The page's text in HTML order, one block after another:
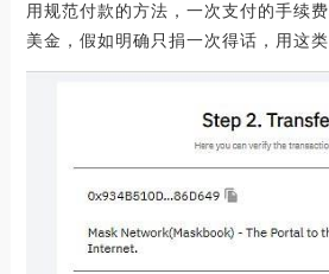
用规范付款的方法，一次支付的手续
美金，假如明确只捐一次得话，用这类